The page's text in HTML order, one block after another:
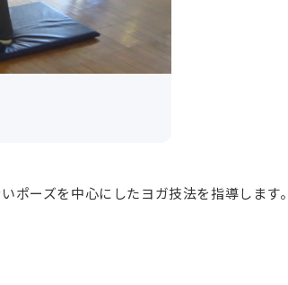
ポーズを中心にしたヨガ技法を指導します。